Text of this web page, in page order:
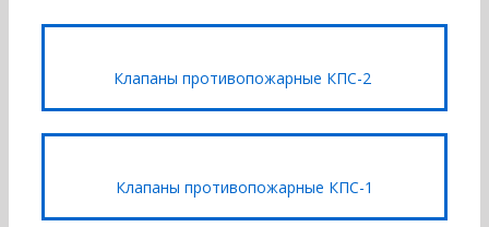
Клапаны противопожарные КПС-2
Клапаны противопожарные КПС-1